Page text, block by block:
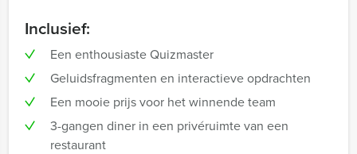
Inclusief:
Een enthousiaste Quizmaster
Geluidsfragmenten en interactieve opdrachten
Een mooie prijs voor het winnende team
3-gangen diner in een privéruimte van een
restaurant